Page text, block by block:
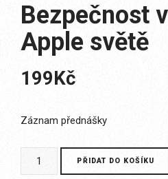
Bezpečnost
Apple světě
199Kč
Záznam přednášky
Bezpečnost
v
PŘIDAT DO KOŠÍKU